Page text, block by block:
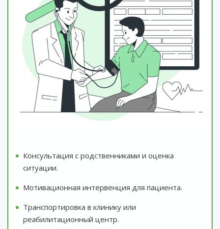
Консультация с родственниками и оценка
ситуации.
Мотивационная интервенция для пациента.
Транспортировка в клинику или
реабилитационный центр.